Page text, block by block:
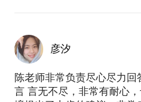
彦汐
陈老师非常负责尽心尽力
言 言无不尽，非常有耐心